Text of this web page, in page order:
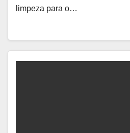
limpeza para o…